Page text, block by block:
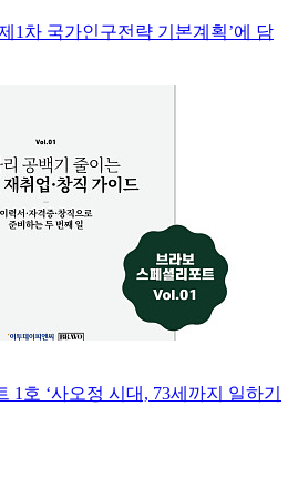
1차 국가인구전략 기본계획’에 담
1호 ‘사오정 시대, 73세까지 일하기